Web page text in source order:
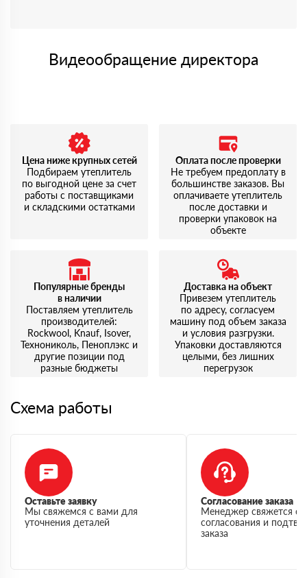
Видеообращение директора
Цена ниже крупных сетей
Подбираем утеплитель
по выгодной цене за счет
работы с поставщиками
и складскими остатками
Оплата после проверки
Не требуем предоплату в
большинстве заказов. Вы
оплачиваете утеплитель
после доставки и
проверки упаковок на
объекте
Популярные бренды
в наличии
Поставляем утеплитель
производителей:
Rockwool, Knauf, Isover,
Технониколь, Пеноплэкс и
другие позиции под
разные бюджеты
Доставка на объект
Привезем утеплитель
по адресу, согласуем
машину под объем заказа
и условия разгрузки.
Упаковки доставляются
целыми, без лишних
перегрузок
Схема работы
Оставьте заявку
Мы свяжемся с вами для
уточнения деталей
Согласование заказа
Менеджер свяжется с
согласования и
заказа